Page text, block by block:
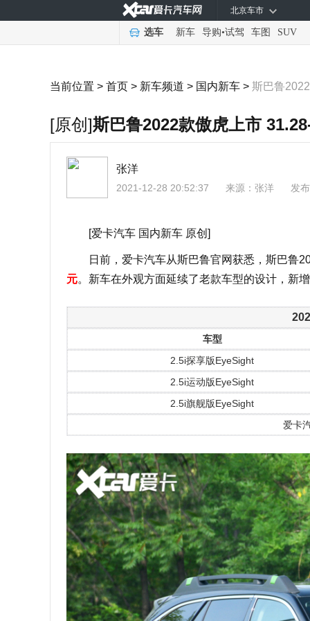
北京车市
选车 新车 导购•试驾 车图 SUV
当前位置 > 首页 > 新车频道 > 国内新车 > 斯巴鲁
[原创]斯巴鲁2022款傲虎上市
张洋
2021-12-28 20:52:37 来源： 张洋 发
[爱卡汽车 国内新车 原创]
日前，爱卡汽车从斯巴鲁官网获悉，斯巴鲁
元。新车在外观方面延续了老款车型的设计，新
车型
2.5i探享版EyeSight
2.5i运动版EyeSight
2.5i旗舰版EyeSight
爱卡